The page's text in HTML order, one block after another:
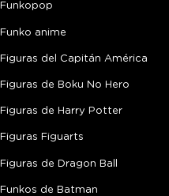
Funkopop
Funko anime
Figuras del Capitán América
Figuras de Boku No Hero
Figuras de Harry Potter
Figuras Figuarts
Figuras de Dragon Ball
Funkos de Batman